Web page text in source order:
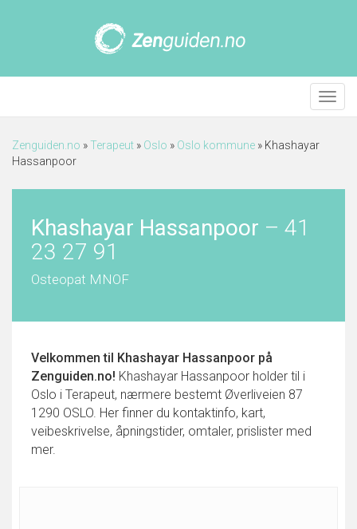
Meny
Zenguiden.no »Terapeut » Oslo » Oslo kommune » Khashayar
Hassanpoor
Khashayar Hassanpoor – 41
23 27 91
Osteopat MNOF
Velkommen til Khashayar Hassanpoor på
Zenguiden.no! Khashayar Hassanpoor holder til i
Oslo i Terapeut, nærmere bestemt Øverliveien 87
1290 OSLO. Her finner du kontaktinfo, kart,
veibeskrivelse, åpningstider, omtaler, prislister med
mer.